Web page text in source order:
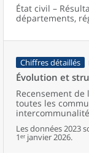
État civil –
départements,
Chiffres détaillés
Évolution et
Recensement
toutes les
Les données 2023
1ᵉʳ janvier 2026.